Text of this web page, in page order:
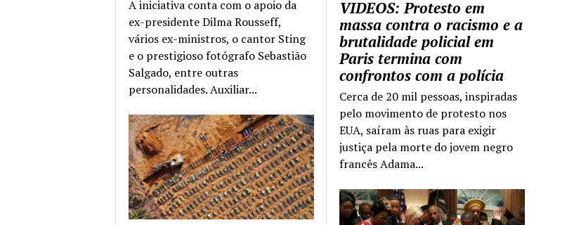
VIDEOS: Protesto em
massa contra o racismo e a
brutalidade policial em
Paris termina com
confrontos com a polícia
Cerca de 20 mil pessoas, inspiradas
pelo movimento de protesto nos
EUA, saíram às ruas para exigir
justiça pela morte do jovem negro
francês Adama...
A iniciativa conta com o apoio da
ex-presidente Dilma Rousseff,
vários ex-ministros, o cantor Sting
e o prestigioso fotógrafo Sebastião
Salgado, entre outras
personalidades. Auxiliar...